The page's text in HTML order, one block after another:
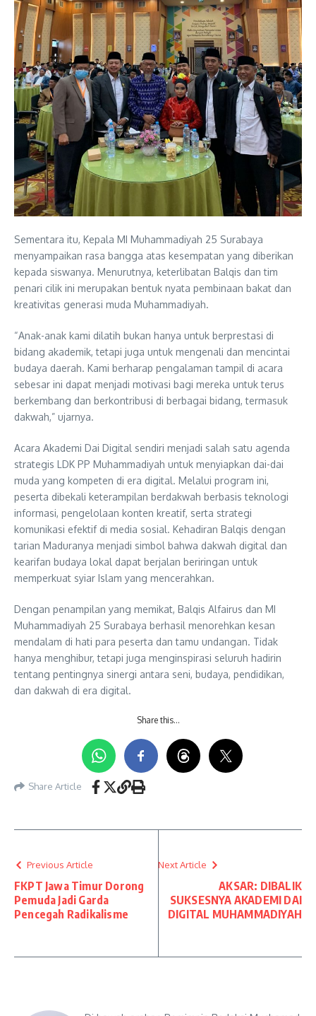
Sementara itu, Kepala MI Muhammadiyah 25 Surabaya
menyampaikan rasa bangga atas kesempatan yang diberikan
kepada siswanya. Menurutnya, keterlibatan Balqis dan tim
penari cilik ini merupakan bentuk nyata pembinaan bakat dan
kreativitas generasi muda Muhammadiyah.
“Anak-anak kami dilatih bukan hanya untuk berprestasi di
bidang akademik, tetapi juga untuk mengenali dan mencintai
budaya daerah. Kami berharap pengalaman tampil di acara
sebesar ini dapat menjadi motivasi bagi mereka untuk terus
berkembang dan berkontribusi di berbagai bidang, termasuk
dakwah,” ujarnya.
Acara Akademi Dai Digital sendiri menjadi salah satu agenda
strategis LDK PP Muhammadiyah untuk menyiapkan dai-dai
muda yang kompeten di era digital. Melalui program ini,
peserta dibekali keterampilan berdakwah berbasis teknologi
informasi, pengelolaan konten kreatif, serta strategi
komunikasi efektif di media sosial. Kehadiran Balqis dengan
tarian Maduranya menjadi simbol bahwa dakwah digital dan
kearifan budaya lokal dapat berjalan beriringan untuk
memperkuat syiar Islam yang mencerahkan.
Dengan penampilan yang memikat, Balqis Alfairus dan MI
Muhammadiyah 25 Surabaya berhasil menorehkan kesan
mendalam di hati para peserta dan tamu undangan. Tidak
hanya menghibur, tetapi juga menginspirasi seluruh hadirin
tentang pentingnya sinergi antara seni, budaya, pendidikan,
dan dakwah di era digital.
Share this…
Share Article
Previous Article
FKPT Jawa Timur Dorong
Pemuda Jadi Garda
Pencegah Radikalisme
Next Article
AKSAR: DIBALIK
SUKSESNYA AKADEMI DAI
DIGITAL MUHAMMADIYAH